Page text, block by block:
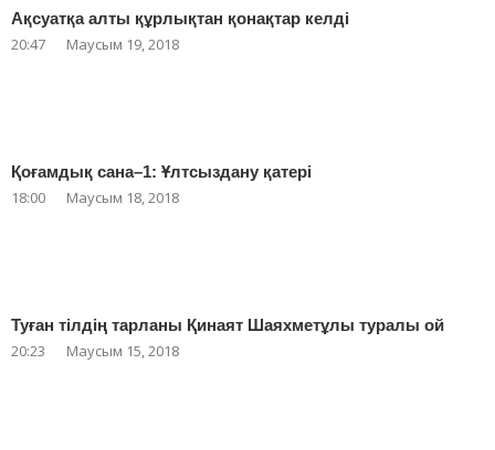
Ақсуатқа алты құрлықтан қонақтар келді
20:47 Маусым 19, 2018
Қоғамдық сана–1: Ұлтсыздану қатері
18:00 Маусым 18, 2018
Туған тілдің тарланы Қинаят Шаяхметұлы туралы ой
20:23 Маусым 15, 2018